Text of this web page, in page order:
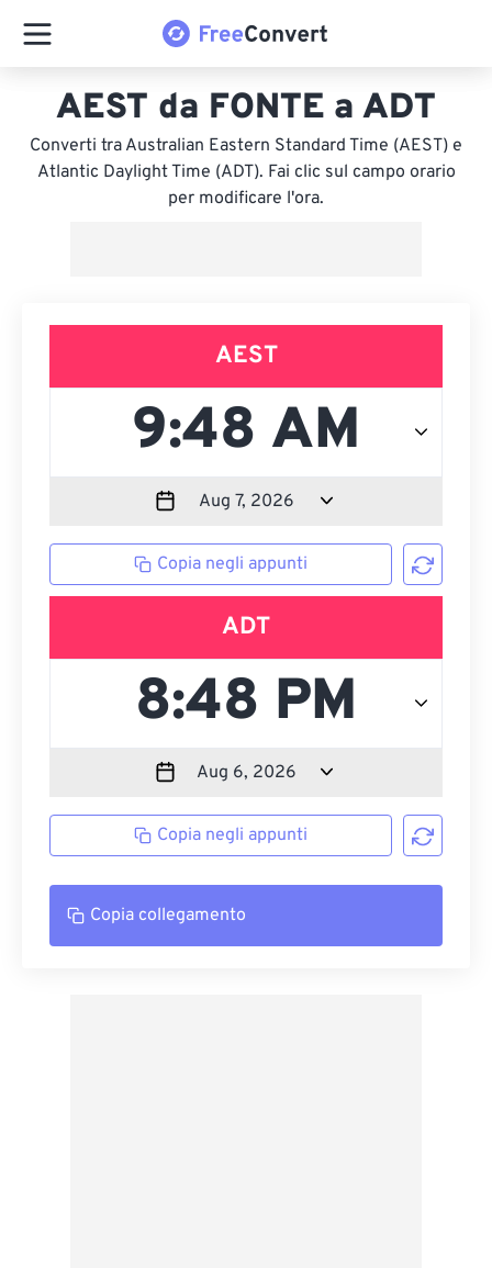
AEST da FONTE a ADT
Converti tra Australian Eastern Standard Time (AEST) e
Atlantic Daylight Time (ADT). Fai clic sul campo orario
per modificare l'ora.
AEST
Copia negli appunti
ADT
Copia negli appunti
Copia collegamento